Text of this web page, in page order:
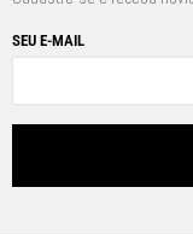
SEU E-MAIL